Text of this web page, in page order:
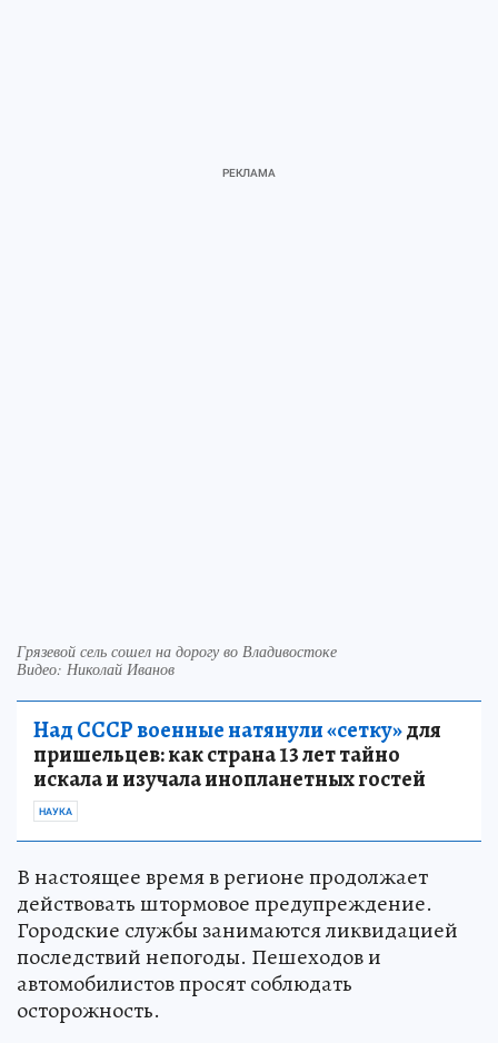
Грязевой сель сошел на дорогу во Владивостоке
Видео: Николай Иванов
Над СССР военные натянули «сетку»для
пришельцев: как страна 13 лет тайно
искала и изучала инопланетных гостей
НАУКА
В настоящее время в регионе продолжает
действовать штормовое предупреждение.
Городские службы занимаются ликвидацией
последствий непогоды. Пешеходов и
автомобилистов просят соблюдать
осторожность.